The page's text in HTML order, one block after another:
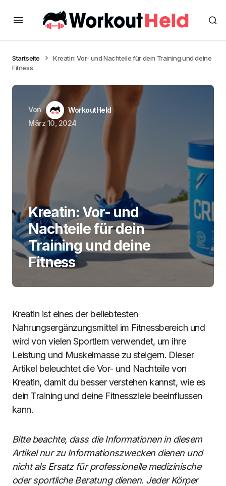
Startseite
Kreatin: Vor- und Nachteile für dein Training und deine
Fitness
Von
WorkoutHeld
März 10, 2024
Kreatin: Vor- und
Nachteile für dein
Training und deine
Fitness
Kreatin ist eines der beliebtesten
Nahrungsergänzungsmittel im Fitnessbereich und
wird von vielen Sportlern verwendet, um ihre
Leistung und Muskelmasse zu steigern. Dieser
Artikel beleuchtet die Vor- und Nachteile von
Kreatin, damit du besser verstehen kannst, wie es
dein Training und deine Fitnessziele beeinflussen
kann.
Bitte beachte, dass die Informationen in diesem
Artikel nur zu Informationszwecken dienen und
nicht als Ersatz für professionelle medizinische
oder sportliche Beratung dienen. Jeder Körper